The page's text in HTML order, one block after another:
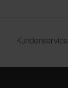
Kundenservice